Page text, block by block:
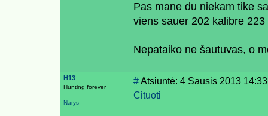
Pas mane du niekam tike
viens sauer 202 kalibre
Nepataiko ne šautuvas, o
H13
Hunting forever
Narys
#Atsiuntė: 4 Sausis 2013 14:33
Cituoti